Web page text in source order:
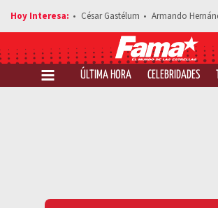
César Gastélum Armando
ÚLTIMA HORA CELEBRIDADES